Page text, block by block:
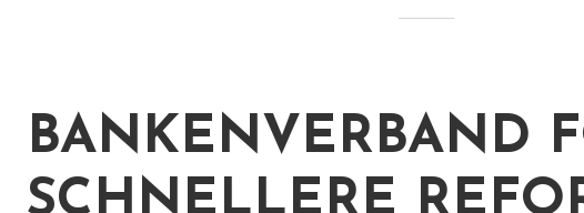
BANKENVERBAND
SCHNELLERE